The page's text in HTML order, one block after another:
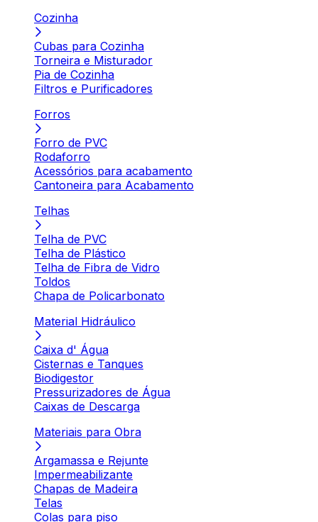
Cozinha
Cubas para Cozinha
Torneira e Misturador
Pia de Cozinha
Filtros e Purificadores
Forros
Forro de PVC
Rodaforro
Acessórios para acabamento
Cantoneira para Acabamento
Telhas
Telha de PVC
Telha de Plástico
Telha de Fibra de Vidro
Toldos
Chapa de Policarbonato
Material Hidráulico
Caixa d' Água
Cisternas e Tanques
Biodigestor
Pressurizadores de Água
Caixas de Descarga
Materiais para Obra
Argamassa e Rejunte
Impermeabilizante
Chapas de Madeira
Telas
Colas para piso